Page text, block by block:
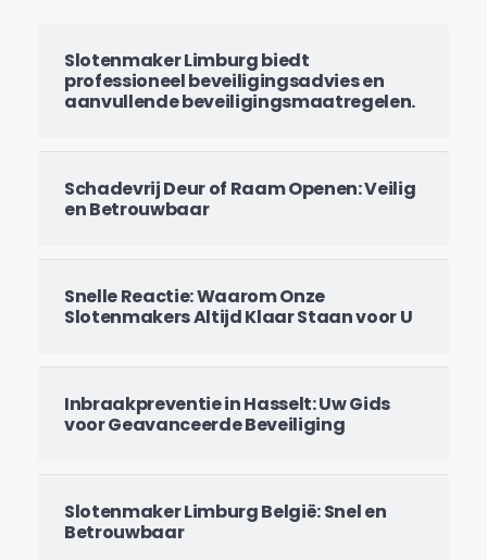
Slotenmaker Limburg biedt
professioneel beveiligingsadvies en
aanvullende beveiligingsmaatregelen.
Schadevrij Deur of Raam Openen: Veilig
en Betrouwbaar
Snelle Reactie: Waarom Onze
Slotenmakers Altijd Klaar Staan voor U
Inbraakpreventie in Hasselt: Uw Gids
voor Geavanceerde Beveiliging
Slotenmaker Limburg België: Snel en
Betrouwbaar